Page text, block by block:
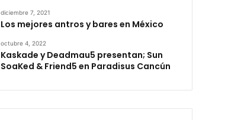
diciembre 7, 2021
Los mejores antros y bares en México
octubre 4, 2022
Kaskade y Deadmau5 presentan; Sun
SoaKed & Friend5 en Paradisus Cancún